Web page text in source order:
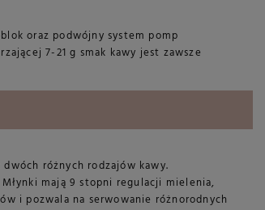
oraz podwójny system pomp
7-21 g smak kawy jest zawsze
różnych rodzajów kawy.
mają 9 stopni regulacji mielenia,
i pozwala na serwowanie różnorodnych